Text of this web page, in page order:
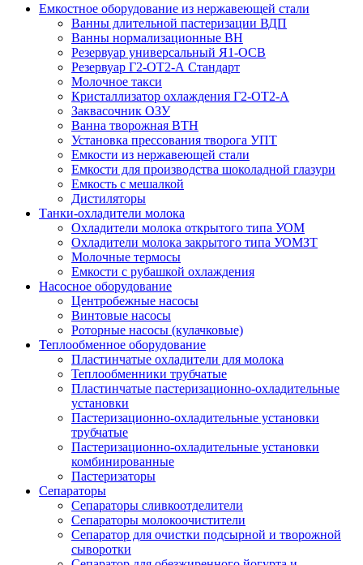
Емкостное оборудование из нержавеющей стали
Ванны длительной пастеризации ВДП
Ванны нормализационные ВН
Резервуар универсальный Я1-ОСВ
Резервуар Г2-ОТ2-А Стандарт
Молочное такси
Кристаллизатор охлаждения Г2-ОТ2-А
Заквасочник ОЗУ
Ванна творожная ВТН
Установка прессования творога УПТ
Емкости из нержавеющей стали
Емкости для производства шоколадной глазури
Емкость с мешалкой
Дистиляторы
Танки-охладители молока
Охладители молока открытого типа УОМ
Охладители молока закрытого типа УОМЗТ
Молочные термосы
Емкости с рубашкой охлаждения
Насосное оборудование
Центробежные насосы
Винтовые насосы
Роторные насосы (кулачковые)
Теплообменное оборудование
Пластинчатые охладители для молока
Теплообменники трубчатые
Пластинчатые пастеризационно-охладительные
установки
Пастеризационно-охладительные установки
трубчатые
Пастеризационно-охладительные установки
комбинированные
Пастеризаторы
Сепараторы
Сепараторы сливкоотделители
Сепараторы молокоочистители
Сепаратор для очистки подсырной и творожной
сыворотки